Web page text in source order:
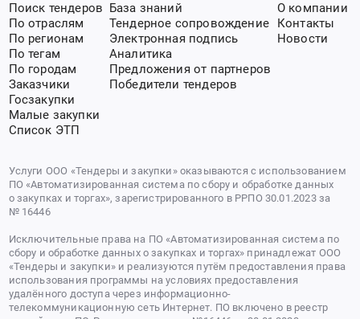
Поиск тендеров
По отраслям
По регионам
По тегам
По городам
Заказчики
Госзакупки
Малые закупки
Список ЭТП
База знаний
Тендерное сопровождение
Электронная подпись
Аналитика
Предложения от партнеров
Победители тендеров
О компании
Контакты
Новости
Услуги ООО «Тендеры и закупки» оказываются с использованием
ПО «Автоматизированная система по сбору и обработке данных
о закупках и торгах», зарегистрированного в РРПО 30.01.2023 за
№ 16446
Исключительные права на ПО «Автоматизированная система по
сбору и обработке данных о закупках и торгах» принадлежат ООО
«Тендеры и закупки» и реализуются путём предоставления права
использования программы на условиях предоставления
удалённого доступа через информационно-
телекоммуникационную сеть Интернет. ПО включено в реестр